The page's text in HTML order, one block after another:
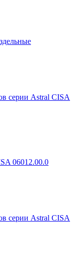
серии Astral CISA
06012.00.0
серии Astral CISA